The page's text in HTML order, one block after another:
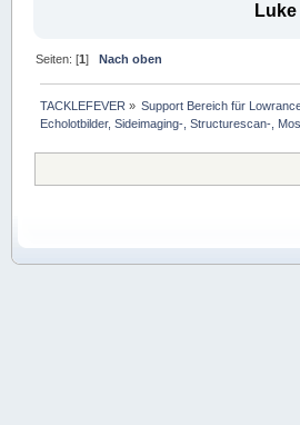
Luke
Seiten: [1]Nach oben
TACKLEFEVER » Support Bereich für
Echolotbilder, Sideimaging-, Structurescan-,